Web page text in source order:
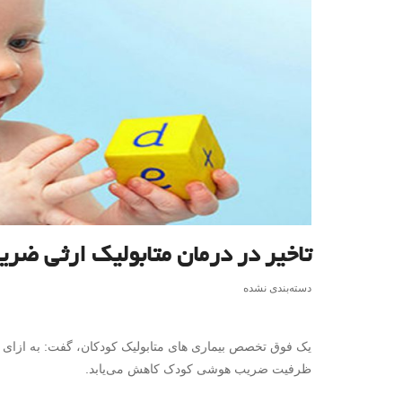
تاخیر در درمان متابولیک
دسته‌بندی نشده
یک فوق تخصص بیماری های متابولیک کودکان، گفت: به ازای
ظرفیت ضریب هوشی کودک کاهش می‌یابد.